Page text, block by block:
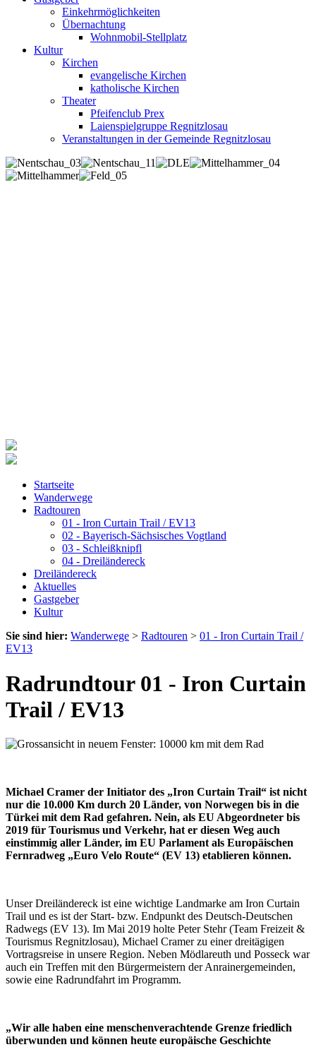
Einkehrmöglichkeiten
Übernachtung
Wohnmobil-Stellplatz
Kultur
Kirchen
evangelische Kirchen
katholische Kirchen
Theater
Pfeifenclub Prex
Laienspielgruppe Regnitzlosau
Veranstaltungen in der Gemeinde Regnitzlosau
Startseite
Wanderwege
Radtouren
01 - Iron Curtain Trail / EV13
02 - Bayerisch-Sächsisches Vogtland
03 - Schleißknipfl
04 - Dreiländereck
Dreiländereck
Aktuelles
Gastgeber
Kultur
Sie sind hier: Wanderwege > Radtouren > 01 - Iron Curtain Trail /
EV13
Radrundtour 01 - Iron Curtain
Trail / EV13
Michael Cramer der Initiator des „Iron Curtain Trail“ ist nicht
nur die 10.000 Km durch 20 Länder, von Norwegen bis in die
Türkei mit dem Rad gefahren. Nein, als EU Abgeordneter bis
2019 für Tourismus und Verkehr, hat er diesen Weg auch
einstimmig aller Länder, im EU Parlament als Europäischen
Fernradweg „Euro Velo Route“ (EV 13) etablieren können.
Unser Dreiländereck ist eine wichtige Landmarke am Iron Curtain
Trail und es ist der Start- bzw. Endpunkt des Deutsch-Deutschen
Radwegs (EV 13). Im Mai 2019 holte Peter Stehr (Team Freizeit &
Tourismus Regnitzlosau), Michael Cramer zu einer dreitägigen
Vortragsreise in unsere Region. Neben Mödlareuth und Posseck war
auch ein Treffen mit den Bürgermeistern der Anrainergemeinden,
sowie eine Radrundfahrt im Programm.
„Wir alle haben eine menschenverachtende Grenze friedlich
überwunden und können heute europäische Geschichte